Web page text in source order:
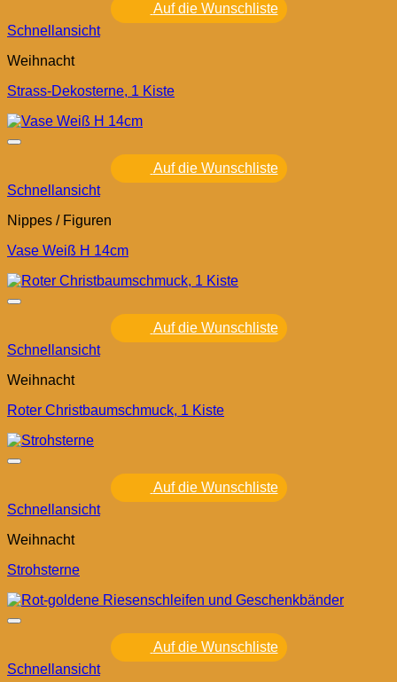
Auf die Wunschliste
Schnellansicht
Weihnacht
Strass-Dekosterne, 1 Kiste
Auf die Wunschliste
Schnellansicht
Nippes / Figuren
Vase Weiß H 14cm
Auf die Wunschliste
Schnellansicht
Weihnacht
Roter Christbaumschmuck, 1 Kiste
Auf die Wunschliste
Schnellansicht
Weihnacht
Strohsterne
Auf die Wunschliste
Schnellansicht